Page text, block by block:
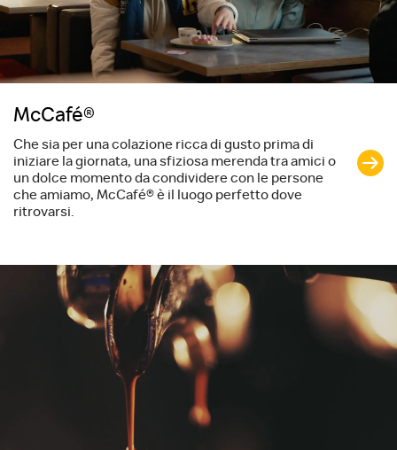
McCafé®
Che sia per una colazione ricca di gusto prima di
iniziare la giornata, una sfiziosa merenda tra amici o
un dolce momento da condividere con le persone
che amiamo, McCafé® è il luogo perfetto dove
ritrovarsi.